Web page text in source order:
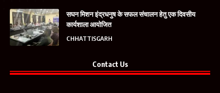
सघन मिशन इंद्रधनुष के सफल संचालन हेतु एक दिवसीय
कार्यशाला आयोजित
CHHATTISGARH
Contact Us